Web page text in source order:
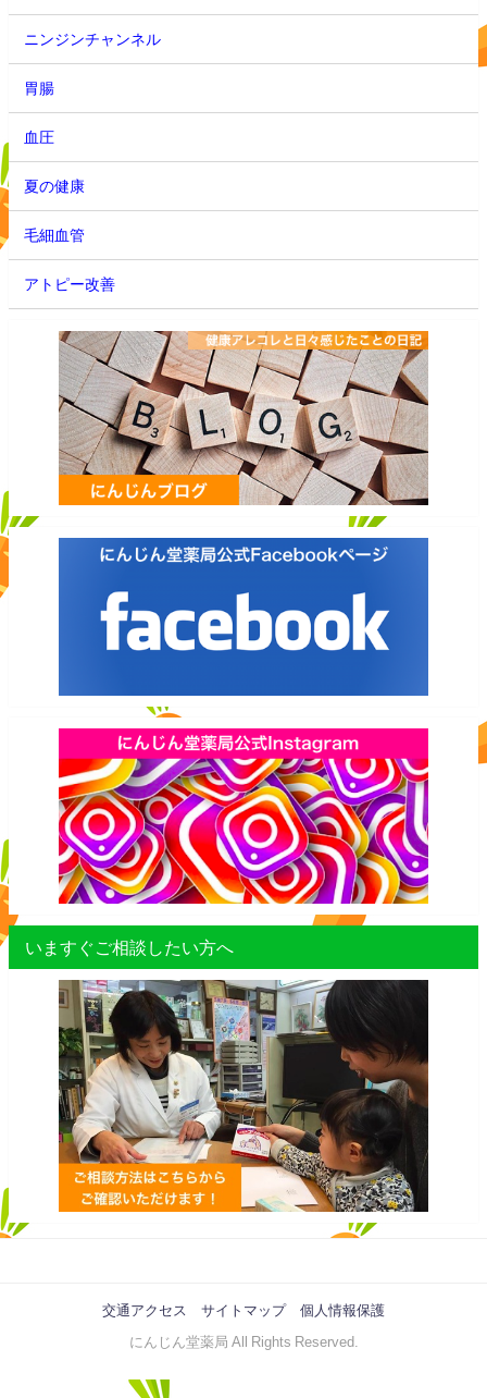
ニンジンチャンネル
胃腸
血圧
夏の健康
毛細血管
アトピー改善
いますぐご相談したい方へ
交通アクセス サイトマップ 個人情報保護
にんじん堂薬局 All Rights Reserved.